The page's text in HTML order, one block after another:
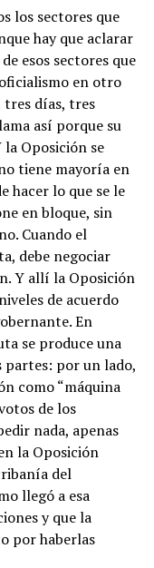
los sectores que
hay que aclarar
esos sectores que
en otro
tres días, tres
así porque su
Oposición se
tiene mayoría en
hacer lo que se le
en bloque, sin
Cuando el
debe negociar
Y allí la Oposición
de acuerdo
En
se produce una
partes: por un lado,
como “máquina
de los
nada, apenas
la Oposición
del
llegó a esa
y que la
por haberlas